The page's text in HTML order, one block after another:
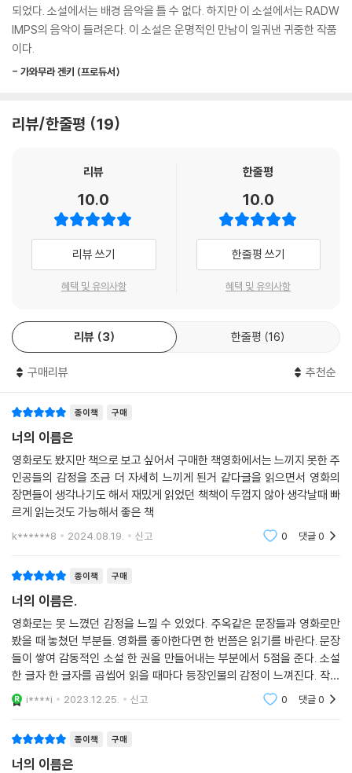
--- p.189
그 이유는 어딘가에 타키나 미츠하와 같은 소년소녀가 있을 것 같은 생각
이 들어서다. 이 이야기는 물론 판타지지만 그래도 어딘가에 그들과 비슷
에, 언젠가 반드시 만날 것이라 믿으며 계속 손을 뻗는 사람. 그리고 그런
는 꿈. 꿈의 빈도가 늘어나면서 두 사람은 서로 몸이 뒤바뀌었다는 것을 깨
닫고 점점 서로를 인식하게 된다. 그러면서 두 사람에게는 독특한 유대감
이 생긴다. 그렇지만, 두 사람이 서로의 생활을 완벽하게 인지하고 있는 것
람. 두 사람 앞에는 아름다우면서도 잔혹한 운명이 기다리고 있었다.
되었다. 소설에서는 배경 음악을 틀 수 없다. 하지만 이 소설에서는 RADW
IMPS의 음악이 들려온다. 이 소설은 운명적인 만남이 일궈낸 귀중한 작품
이다.
- 가와무라 겐키 (프로듀서)
리뷰/한줄평 19
리뷰
10.0
리뷰 쓰기
혜택 및 유의사항
한줄평
10.0
한줄평 쓰기
혜택 및 유의사항
리뷰 3 한줄평 16
구매리뷰 추천순
종이책 구매
너의 이름은
영화로도 봤지만 책으로 보고 싶어서 구매한 책영화에서는 느끼지 못한 주
인공들의 감정을 조금 더 자세히 느끼게 된거 같다글을 읽으면서 영화의
장면들이 생각나기도 해서 재밌게 읽었던 책책이 두껍지 않아 생각날때 빠
르게 읽는것도 가능해서 좋은 책
k******8 2024.08.19. 신고 0 댓글0
종이책 구매
너의 이름은.
영화로는 못 느꼈던 감정을 느낄 수 있었다. 주옥같은 문장들과 영화로만
봤을 때 놓쳤던 부분들. 영화를 좋아한다면 한 번쯤은 읽기를 바란다. 문장
들이 쌓여 감동적인 소설 한 권을 만들어내는 부분에서 5점을 준다. 소설
한 글자 한 글자를 곱씹어 읽을 때마다 등장인물의 감정이 느껴진다. 작가
가 그만큼 공을 들였기에 독자에게까지도 이런 감정이 실려 불어온다고 느
껴진다.
i****i 2023.12.25. 신고 0 댓글0
종이책 구매
너의 이름은